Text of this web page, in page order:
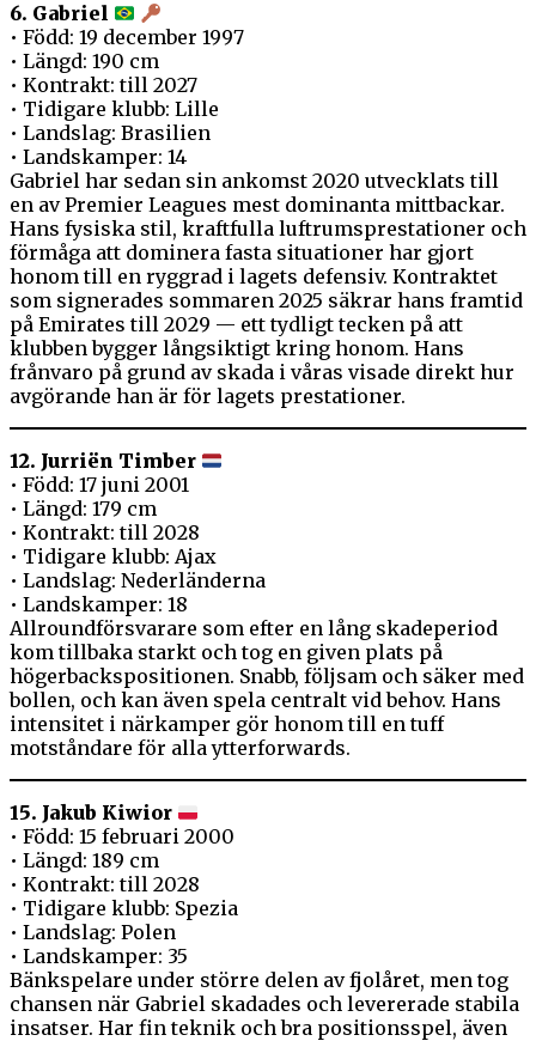
6. Gabriel
• Född: 19 december 1997
• Längd: 190 cm
• Kontrakt: till 2027
• Tidigare klubb: Lille
• Landslag: Brasilien
• Landskamper: 14
Gabriel har sedan sin ankomst 2020 utvecklats till
en av Premier Leagues mest dominanta mittbackar.
Hans fysiska stil, kraftfulla luftrumsprestationer och
förmåga att dominera fasta situationer har gjort
honom till en ryggrad i lagets defensiv. Kontraktet
som signerades sommaren 2025 säkrar hans framtid
på Emirates till 2029 — ett tydligt tecken på att
klubben bygger långsiktigt kring honom. Hans
frånvaro på grund av skada i våras visade direkt hur
avgörande han är för lagets prestationer.
12. Jurriën Timber
• Född: 17 juni 2001
• Längd: 179 cm
• Kontrakt: till 2028
• Tidigare klubb: Ajax
• Landslag: Nederländerna
• Landskamper: 18
Allroundförsvarare som efter en lång skadeperiod
kom tillbaka starkt och tog en given plats på
högerbackspositionen. Snabb, följsam och säker med
bollen, och kan även spela centralt vid behov. Hans
intensitet i närkamper gör honom till en tuff
motståndare för alla ytterforwards.
15. Jakub Kiwior
• Född: 15 februari 2000
• Längd: 189 cm
• Kontrakt: till 2028
• Tidigare klubb: Spezia
• Landslag: Polen
• Landskamper: 35
Bänkspelare under större delen av fjolåret, men tog
chansen när Gabriel skadades och levererade stabila
insatser. Har fin teknik och bra positionsspel, även